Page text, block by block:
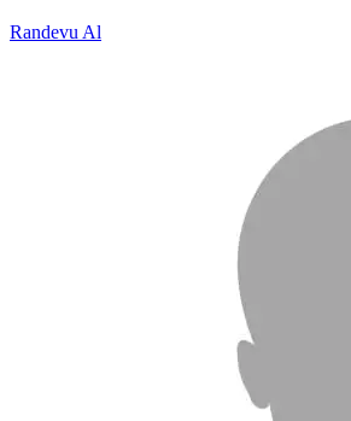
Randevu Al